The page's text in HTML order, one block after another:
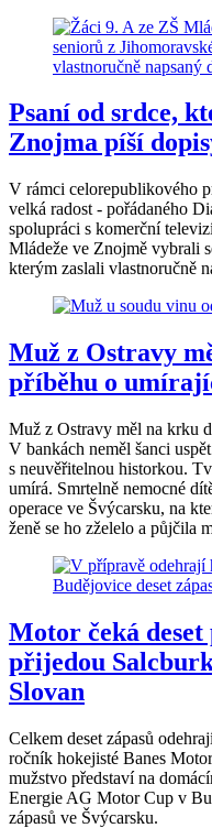
Psaní od srdce,
Znojma píší
V rámci celorepublikového
velká radost - pořádaného
spolupráci s komerční
Mládeže ve Znojmě vybrali
kterým zaslali vlastnoručně
Muž z Ostravy
příběhu o
Muž z Ostravy měl na krku
V bankách neměl šanci
s neuvěřitelnou historkou.
umírá. Smrtelně nemocné
operace ve Švýcarsku, na
ženě se ho zželelo a půjčila
Motor čeká
přijedou
Slovan
Celkem deset zápasů
ročník hokejisté Banes
mužstvo představí na
Energie AG Motor Cup v
zápasů ve Švýcarsku.